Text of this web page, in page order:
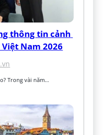
thông tin cảnh
Nam 2026
Trong vài năm…